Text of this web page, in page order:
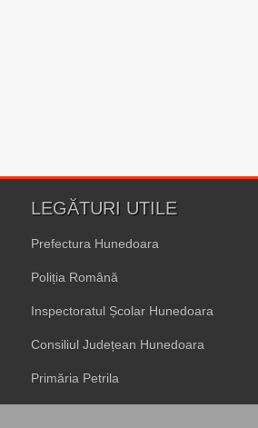
LEGĂTURI UTILE
Prefectura Hunedoara
Poliția Română
Inspectoratul Școlar Hunedoara
Consiliul Județean Hunedoara
Primăria Petrila